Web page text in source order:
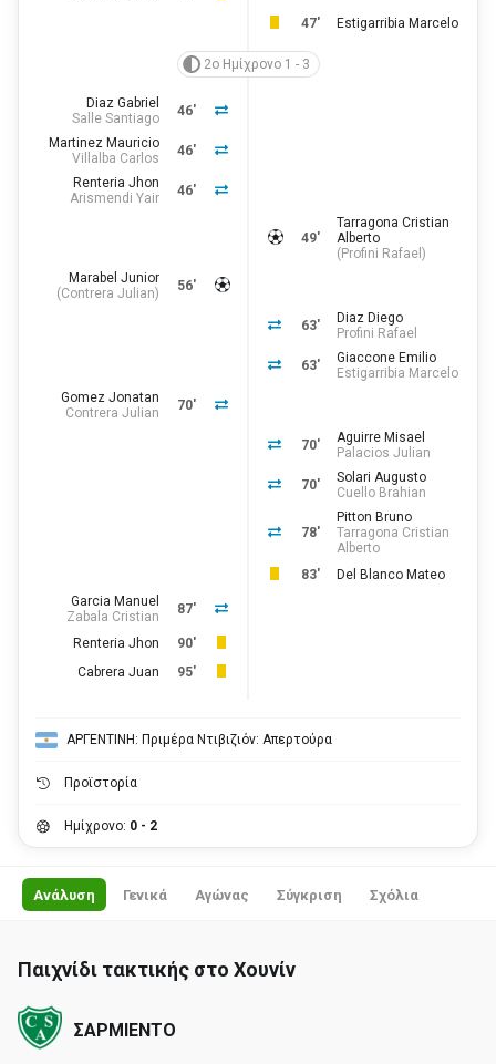
47'
Estigarribia Marcelo
2ο Ημίχρονο 1 - 3
46'
Diaz Gabriel
Salle Santiago
46'
Martinez Mauricio
Villalba Carlos
46'
Renteria Jhon
Arismendi Yair
49'
Tarragona Cristian
Alberto
( Profini Rafael )
56'
Marabel Junior
(Contrera Julian)
63'
Diaz Diego
Profini Rafael
63'
Giaccone Emilio
Estigarribia Marcelo
70'
Gomez Jonatan
Contrera Julian
70'
Aguirre Misael
Palacios Julian
70'
Solari Augusto
Cuello Brahian
78'
Pitton Bruno
Tarragona Cristian
Alberto
83'
Del Blanco Mateo
87'
Garcia Manuel
Zabala Cristian
90'
Renteria Jhon
95'
Cabrera Juan
ΑΡΓΕΝΤΙΝΗ: Πριμέρα Ντιβιζιόν: Απερτούρα
Προϊστορία
Ημίχρονο: 0 - 2
Ανάλυση Γενικά Αγώνας Σύγκριση Σχόλια
Παιχνίδι τακτικής στο Χουνίν
ΣΑΡΜΙΕΝΤΟ